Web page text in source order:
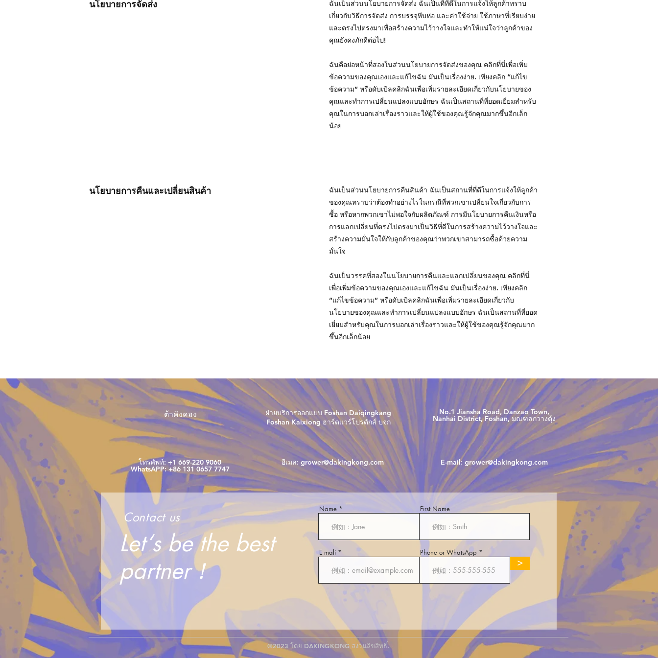
นโยบายการจัดส่ง
ฉันเป็นส่วนนโยบายการจัดส่ง ฉันเป็นที่ที่ดีในการแจ้งให้ลูกค้าทราบ
เกี่ยวกับวิธีการจัดส่ง การบรรจุหีบห่อ และค่าใช้จ่าย ใช้ภาษาที่เรียบง่าย
และตรงไปตรงมาเพื่อสร้างความไว้วางใจและทำให้แน่ใจว่าลูกค้าของ
คุณยังคงภักดีต่อไป!
ฉันคือย่อหน้าที่สองในส่วนนโยบายการจัดส่งของคุณ คลิกที่นี่เพื่อเพิ่ม
ข้อความของคุณเองและแก้ไขฉัน มันเป็นเรื่องง่าย. เพียงคลิก “แก้ไข
ข้อความ” หรือดับเบิลคลิกฉันเพื่อเพิ่มรายละเอียดเกี่ยวกับนโยบายของ
คุณและทำการเปลี่ยนแปลงแบบอักษร ฉันเป็นสถานที่ที่ยอดเยี่ยมสำหรับ
คุณในการบอกเล่าเรื่องราวและให้ผู้ใช้ของคุณรู้จักคุณมากขึ้นอีกเล็ก
น้อย
นโยบายการคืนและเปลี่ยนสินค้า
ฉันเป็นส่วนนโยบายการคืนสินค้า ฉันเป็นสถานที่ที่ดีในการแจ้งให้ลูกค้า
ของคุณทราบว่าต้องทำอย่างไรในกรณีที่พวกเขาเปลี่ยนใจเกี่ยวกับการ
ซื้อ หรือหากพวกเขาไม่พอใจกับผลิตภัณฑ์ การมีนโยบายการคืนเงินหรือ
การแลกเปลี่ยนที่ตรงไปตรงมาเป็นวิธีที่ดีในการสร้างความไว้วางใจและ
สร้างความมั่นใจให้กับลูกค้าของคุณว่าพวกเขาสามารถซื้อด้วยความ
มั่นใจ
ฉันเป็นวรรคที่สองในนโยบายการคืนและแลกเปลี่ยนของคุณ คลิกที่นี่
เพื่อเพิ่มข้อความของคุณเองและแก้ไขฉัน มันเป็นเรื่องง่าย. เพียงคลิก
“แก้ไขข้อความ” หรือดับเบิลคลิกฉันเพื่อเพิ่มรายละเอียดเกี่ยวกับ
นโยบายของคุณและทำการเปลี่ยนแปลงแบบอักษร ฉันเป็นสถานที่ที่ยอด
เยี่ยมสำหรับคุณในการบอกเล่าเรื่องราวและให้ผู้ใช้ของคุณรู้จักคุณมาก
ขึ้นอีกเล็กน้อย
ต้าคิงคอง
ฝ่ายบริการออกแบบ Foshan Daiqingkang
Foshan Kaixiong ฮาร์ดแวร์โปรดักส์ บจก
No.1 Jiansha Road, Danzao Town,
Nanhai District, Foshan, มณฑลกวางตุ้ง
โทรศัพท์: +1 669-220 9060
WhatsAPP: +86 131 0657 7747
อีเมล: grower@dakingkong.com E-mail: grower@dakingkong.com
Contact us
Let‘s be the best
partner！
Name First Name
E-mali Phone or WhatsApp
>
©2023 โดย DAKINGKONG สงวนลิขสิทธิ์.